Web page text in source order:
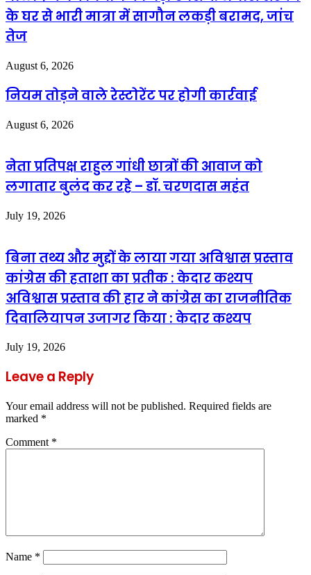
के घर से भारी मात्रा में सागौन लकड़ी बरामद, जांच
तेज
August 6, 2026
नियम तोड़ने वाले रेस्टोरेंट पर होगी कार्रवाई
August 6, 2026
नेता प्रतिपक्ष राहुल गांधी छात्रों की आवाज को
लगातार बुलंद कर रहे – डॉ. चरणदास महंत
July 19, 2026
बिना तथ्य और मुद्दों के लाया गया अविश्वास प्रस्ताव
कांग्रेस की हताशा का प्रतीक : केदार कश्यप
अविश्वास प्रस्ताव की हार ने कांग्रेस का राजनीतिक
दिवालियापन उजागर किया : केदार कश्यप
July 19, 2026
Leave a Reply
Your email address will not be published. Required fields are
marked *
Comment *
Name *